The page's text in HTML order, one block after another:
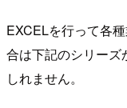
EXCELを行って各
合は下記のシリーズ
しれません。